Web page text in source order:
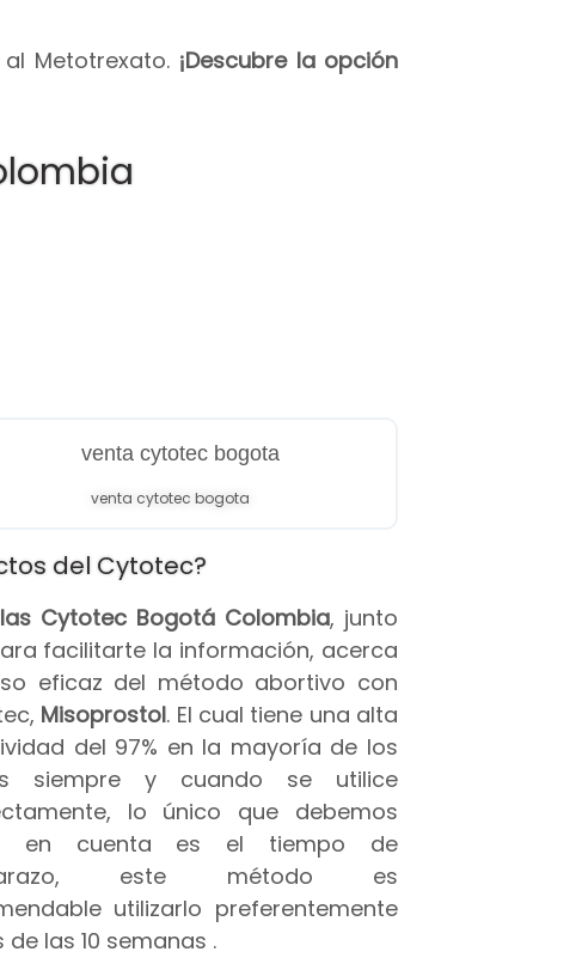
Metotrexato. ¡Descubre la opción
venta cytotec bogota
del Cytotec?
Cytotec Bogotá Colombia, junto
facilitarte la información, acerca
eficaz del método abortivo con
Misoprostol. El cual tiene una alta
del 97% en la mayoría de los
siempre y cuando se utilice
lo único que debemos
en cuenta es el tiempo de
este método es
utilizarlo preferentemente
de las 10 semanas .